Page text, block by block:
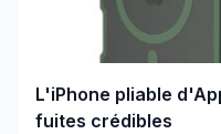
L'iPhone pliable
fuites crédibles